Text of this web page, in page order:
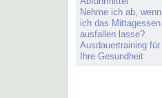
Nehme ich ab, wenn
ich das Mittagessen
ausfallen lasse?
Ausdauertraining für
Ihre Gesundheit